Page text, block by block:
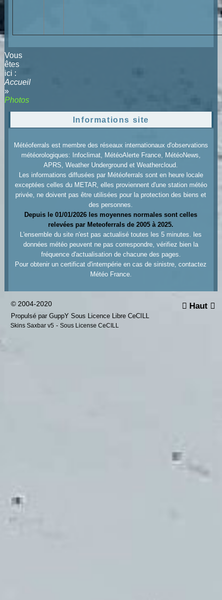
Vous
êtes
ici :
Accueil
»
Photos
Informations site
Météoferrals est membre des réseaux internationaux d'observations
météorologiques: Infoclimat, MétéoAlerte France, MétéoNews,
APRS, Weather Underground et Weathercloud.
Les informations diffusées par Météoferrals sont en heure locale
exceptées celles du METAR, elles proviennent d'une station météo
privée, ne doivent pas être utilisées pour la protection des biens et
des personnes.
Depuis le 01/01/2026 les moyennes normales sont celles
relevées par Meteoferrals de 2005 à 2025.
L'ensemble du site n'est pas actualisé toutes les 5 minutes. les
données météo peuvent ne pas correspondre, vérifiez bien la
fréquence d'actualisation de chacune des pages.
Pour obtenir un certificat d'intempérie en cas de sinistre, contactez
Météo France.
 Haut 
© 2004-2020
Propulsé par GuppY Sous Licence Libre CeCILL
Skins Saxbar v5 - Sous License CeCILL